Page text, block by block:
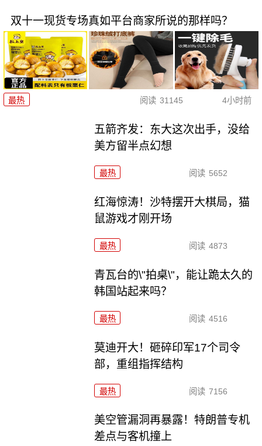
双十一现货专场真如平台商家所说的那样吗？
最热 阅读 31145 4小时前
五箭齐发：东大这次出手，没给
美方留半点幻想
最热 阅读 5652
红海惊涛！沙特摆开大棋局，猫
鼠游戏才刚开场
最热 阅读 4873
青瓦台的\"拍桌\"，能让跪太久的
韩国站起来吗？
最热 阅读 4516
莫迪开大！砸碎印军17个司令
部，重组指挥结构
最热 阅读 7156
美空管漏洞再暴露！特朗普专机
差点与客机撞上